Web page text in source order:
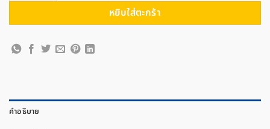
หยิบใส่ตะกร้า
คำอธิบาย